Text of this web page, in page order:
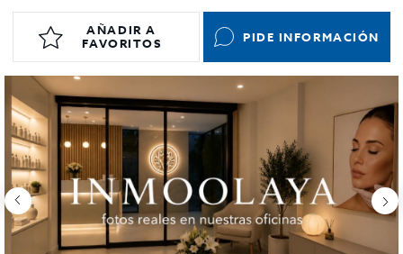
AÑADIR A
FAVORITOS
PIDE INFORMACIÓN